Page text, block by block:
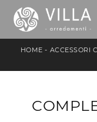
HOME - ACCESSORI